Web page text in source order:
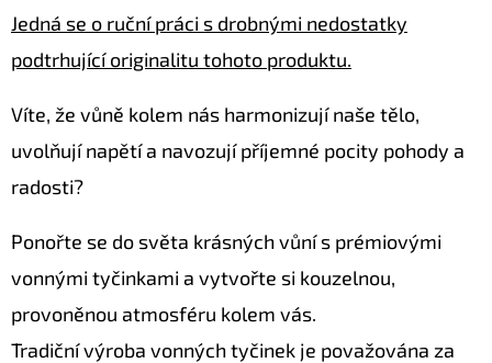
Jedná se o ruční práci s drobnými nedostatky
podtrhující originalitu tohoto produktu.
Víte, že vůně kolem nás harmonizují naše tělo,
uvolňují napětí a navozují příjemné pocity pohody a
radosti?
Ponořte se do světa krásných vůní s prémiovými
vonnými tyčinkami a vytvořte si kouzelnou,
provoněnou atmosféru kolem vás.
Tradiční výroba vonných tyčinek je považována za
26
DŘEVĚNÁ
SOCHA
/
CM
Kč
Původně:
549